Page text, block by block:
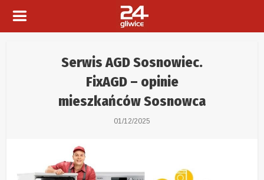
Serwis AGD Sosnowiec.
FixAGD – opinie
mieszkańców Sosnowca
01/12/2025